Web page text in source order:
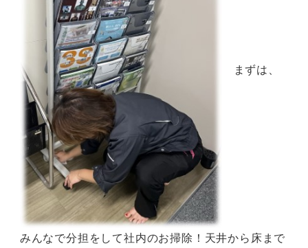
まずは、
みんなで分担をして社内のお掃除！天井から床まで